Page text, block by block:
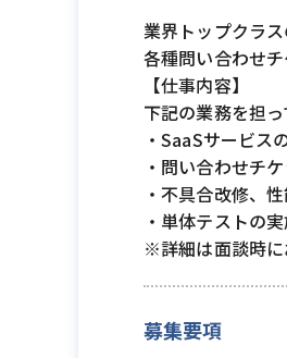
業界トップクラ
各種問い合わせ
【仕事内容】
下記の業務を担っ
・SaaSサービス
・問い合わせチ
・不具合改修、
・単体テストの
※詳細は面談時に
募集要項